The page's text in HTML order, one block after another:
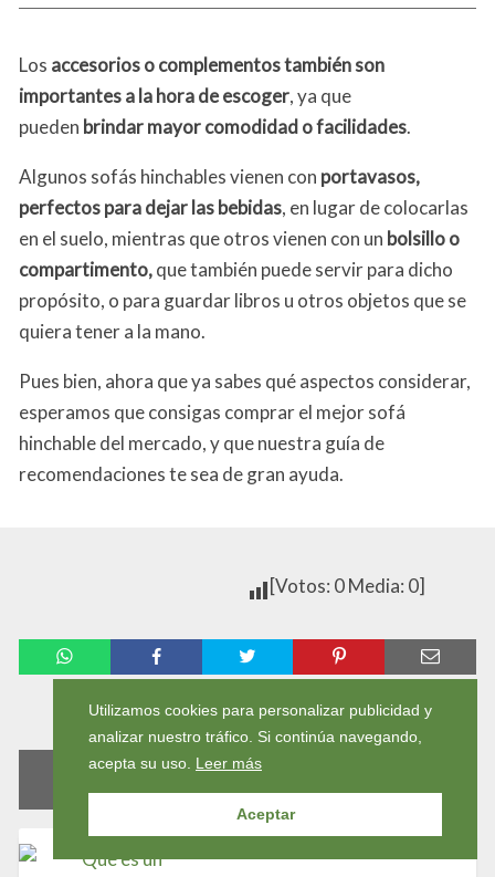
Los accesorios o complementos también son
importantes a la hora de escoger, ya que
pueden brindar mayor comodidad o facilidades.
Algunos sofás hinchables vienen con portavasos,
perfectos para dejar las bebidas, en lugar de colocarlas
en el suelo, mientras que otros vienen con un bolsillo o
compartimento,que también puede servir para dicho
propósito, o para guardar libros u otros objetos que se
quiera tener a la mano.
Pues bien, ahora que ya sabes qué aspectos considerar,
esperamos que consigas comprar el mejor sofá
hinchable del mercado, y que nuestra guía de
recomendaciones te sea de gran ayuda.
[Votos: 0 Media: 0]
ENTRADAS RELACIONADAS
Utilizamos cookies para personalizar publicidad y
analizar nuestro tráfico. Si continúa navegando,
acepta su uso. Leer más
Aceptar